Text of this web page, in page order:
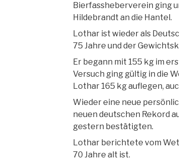
Bierfassheberverein ging
Hildebrandt an die Hantel.
Lothar ist wieder als
75 Jahre und der
Er begann mit 155 kg im
Versuch ging gültig in die
Lothar 165 kg auflegen,
Wieder eine neue
neuen deutschen Rekord
gestern bestätigten.
Lothar berichtete vom
70 Jahre alt ist.